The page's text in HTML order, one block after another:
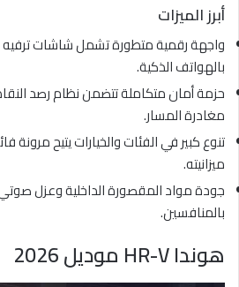
أبرز الميزات
واجهة رقمية متطورة تشمل شاشات ترفيه
بالهواتف الذكية.
حزمة أمان متكاملة تتضمن نظام رصد
مغادرة المسار.
تنوع كبير في الفئات والخيارات يتيح
ميزانيته.
جودة مواد المقصورة الداخلية وعزل
بالمنافسين.
هوندا HR-V موديل 2026